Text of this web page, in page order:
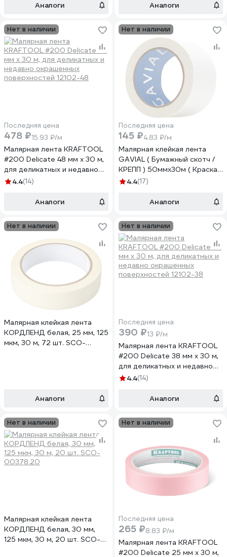
Аналоги Аналоги
Нет в наличии
Последняя цена
478 ₽15.93 ₽/м
Малярная лента KRAFTOOL
#200 Delicate 48 мм х 30 м,
для деликатных и недавно
окрашенных поверхностей
4.4(14)
Аналоги
Нет в наличии
Последняя цена
145 ₽4.83 ₽/м
Малярная клейкая лента
GAVIAL ( Бумажный скотч /
КРЕПП ) 50ммх30м ( Краска
и защита стен ) 316
4.4(17)
Аналоги
Нет в наличии
Малярная клейкая лента
КОРДЛЕНД белая, 25 мм, 125
мкм, 30 м, 72 шт. SCO-
Аналоги
Нет в наличии
Последняя цена
390 ₽13 ₽/м
Малярная лента KRAFTOOL
#200 Delicate 38 мм х 30 м,
для деликатных и недавно
окрашенных поверхностей
4.4(14)
Аналоги
Нет в наличии
Малярная клейкая лента
КОРДЛЕНД белая, 30 мм,
125 мкм, 30 м, 20 шт. SCO-
Нет в наличии
Последняя цена
265 ₽8.83 ₽/м
Малярная лента KRAFTOOL
#200 Delicate 25 мм х 30 м,